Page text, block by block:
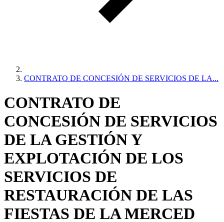
CONTRATO DE CONCESIÓN DE SERVICIOS DE LA...
CONTRATO DE
CONCESIÓN DE SERVICIOS
DE LA GESTIÓN Y
EXPLOTACIÓN DE LOS
SERVICIOS DE
RESTAURACIÓN DE LAS
FIESTAS DE LA MERCED